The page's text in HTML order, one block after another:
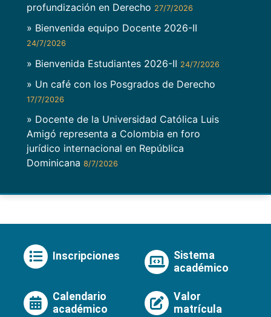
profundización en Derecho 27/7/2026
» Bienvenida equipo Docente 2026-II
24/7/2026
» Bienvenida Estudiantes 2026-II 24/7/2026
» Un café con los Posgrados de Derecho
17/7/2026
» Docente de la Universidad Católica Luis
Amigó representa a Colombia en foro
jurídico internacional en República
Dominicana 8/7/2026
Inscripciones
Sistema
académico
Calendario
académico
Valor
matrícula